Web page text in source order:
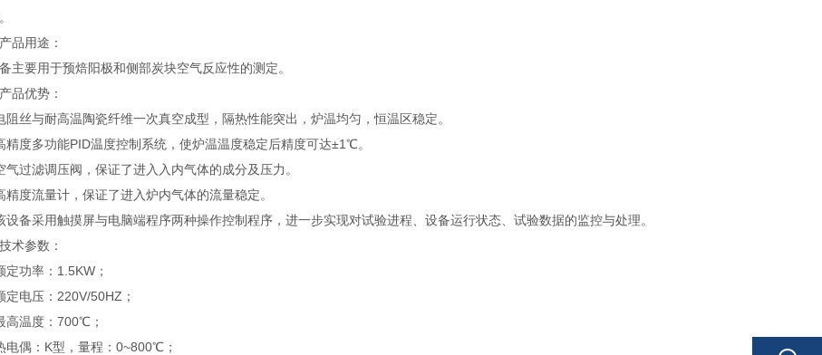
品用途：
主要用于预焙阳极和侧部炭块空气反应性的测定。
品优势：
阻丝与耐高温陶瓷纤维一次真空成型，隔热性能突出，炉温均匀，恒温区稳定。
精度多功能PID温度控制系统，使炉温温度稳定后精度可达±1℃。
气过滤调压阀，保证了进入入内气体的成分及压力。
精度流量计，保证了进入炉内气体的流量稳定。
设备采用触摸屏与电脑端程序两种操作控制程序，进一步实现对试验进程、设备运行状态、试验数据的监控与处理。
术参数：
定功率：1.5KW；
定电压：220V/50HZ；
高温度：700℃；
电偶：K型，量程：0~800℃；